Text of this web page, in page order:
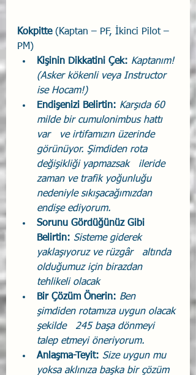
Kokpitte (Kaptan – PF, İkinci Pilot –
PM)
Kişinin Dikkatini Çek: Kaptanım!
(Asker kökenli veya Instructor
ise Hocam!)
Endişenizi Belirtin: Karşıda 60
milde bir cumulonimbus hattı
var   ve irtifamızın üzerinde
görünüyor. Şimdiden rota
değişikliği yapmazsak   ileride
zaman ve trafik yoğunluğu
nedeniyle sıkışacağımızdan
endişe ediyorum.
Sorunu Gördüğünüz Gibi
Belirtin: Sisteme giderek
yaklaşıyoruz ve rüzgâr   altında
olduğumuz için birazdan
tehlikeli olacak
Bir Çözüm Önerin: Ben
şimdiden rotamıza uygun olacak
şekilde   245 başa dönmeyi
talep etmeyi öneriyorum.
Anlaşma-Teyit: Size uygun mu
yoksa aklınıza başka bir çözüm